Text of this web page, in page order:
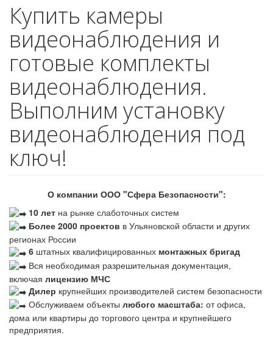
Купить камеры
видеонаблюдения и
готовые комплекты
видеонаблюдения.
Выполним установку
видеонаблюдения под
ключ!
О компании ООО "Сфера Безопасности":
10 лет на рынке слаботочных систем
Более 2000 проектов в Ульяновской области и других
регионах России
6 штатных квалифицированных монтажных бригад
Вся необходимая разрешительная документация,
включая лицензию МЧС
Дилер крупнейших производителей систем безопасности
Обслуживаем объекты любого масштаба: от офиса,
дома или квартиры до торгового центра и крупнейшего
предприятия.